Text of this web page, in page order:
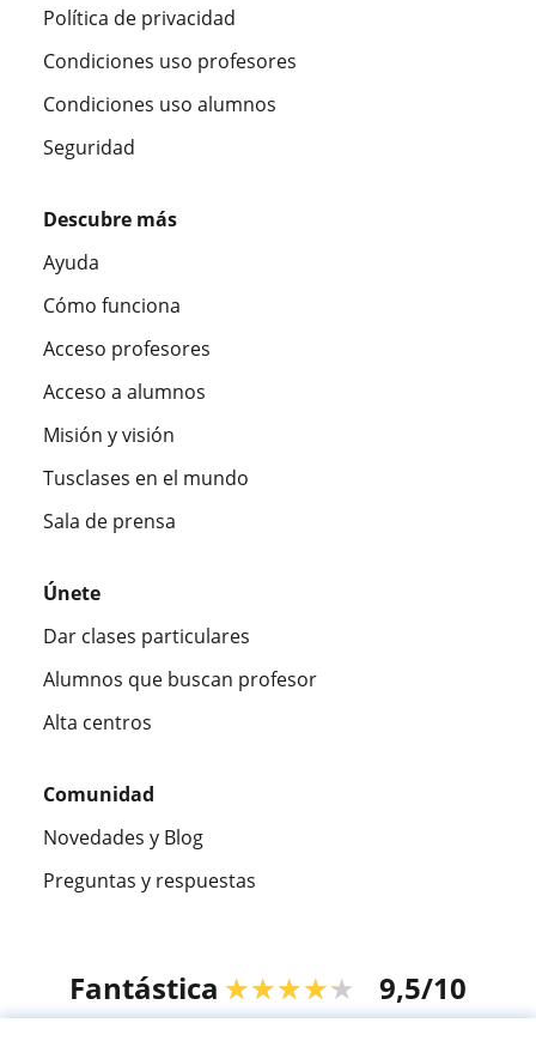
Política de privacidad
Condiciones uso profesores
Condiciones uso alumnos
Seguridad
Descubre más
Ayuda
Cómo funciona
Acceso profesores
Acceso a alumnos
Misión y visión
Tusclases en el mundo
Sala de prensa
Únete
Dar clases particulares
Alumnos que buscan profesor
Alta centros
Comunidad
Novedades y Blog
Preguntas y respuestas
Fantástica ★★★★★ 9,5/10